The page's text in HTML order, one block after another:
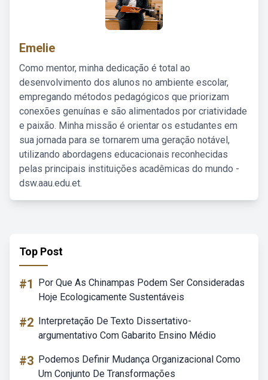
Emelie
Como mentor, minha dedicação é total ao
desenvolvimento dos alunos no ambiente escolar,
empregando métodos pedagógicos que priorizam
conexões genuínas e são alimentados por criatividade
e paixão. Minha missão é orientar os estudantes em
sua jornada para se tornarem uma geração notável,
utilizando abordagens educacionais reconhecidas
pelas principais instituições acadêmicas do mundo -
dsw.aau.edu.et.
Top Post
#1
Por Que As Chinampas Podem Ser Consideradas
Hoje Ecologicamente Sustentáveis
#2 Interpretação De Texto Dissertativo-
argumentativo Com Gabarito Ensino Médio
#3 Podemos Definir Mudança Organizacional Como
Um Conjunto De Transformações